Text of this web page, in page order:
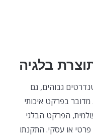
בלגיה
גבוהים, גם
בפרקט איכותי
הפרקט הבלגי
פרטי או עסקי. התקנתו